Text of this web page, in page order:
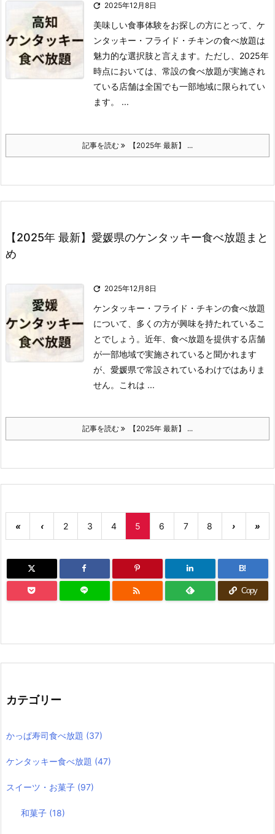
 2025年12月8日
美味しい食事体験をお探しの方にとって、ケ
ンタッキー・フライド・チキンの食べ放題は
魅力的な選択肢と言えます。 ただし、2025年
時点においては、常設の食べ放題が実施され
ている店舗は全国でも一部地域に限られてい
ます。
...
記事を読む 【2025年 最新】 ...
【2025年 最新】愛媛県のケンタッキー食べ放題まと
め
 2025年12月8日
ケンタッキー・フライド・チキンの食べ放題
について、多くの方が興味を持たれているこ
とでしょう。 近年、食べ放題を提供する店舗
が一部地域で実施されていると聞かれます
が、愛媛県で常設されているわけではありま
せん。
これは ...
記事を読む 【2025年 最新】 ...
« ‹ 2 3 4 5 6 7 8 › »
B!
 Copy
カテゴリー
かっぱ寿司食べ放題 (37)
ケンタッキー食べ放題 (47)
スイーツ・お菓子 (97)
和菓子 (18)